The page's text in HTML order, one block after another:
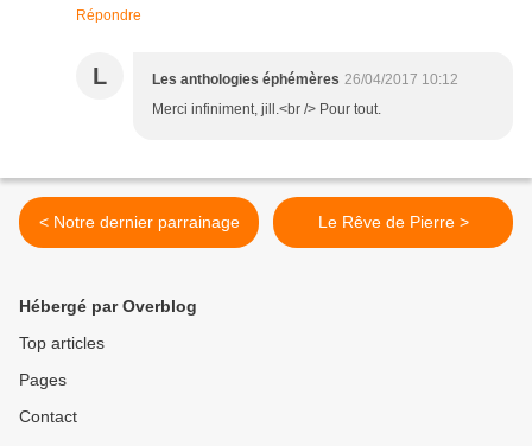
Répondre
L Les anthologies éphémères 26/04/2017 10:12
Merci infiniment, jill.<br /> Pour tout.
< Notre dernier parrainage Le Rêve de Pierre >
Hébergé par Overblog
Top articles
Pages
Contact